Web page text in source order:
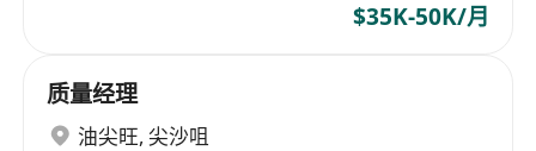
$35K-50K/月
质量经理
油尖旺, 尖沙咀